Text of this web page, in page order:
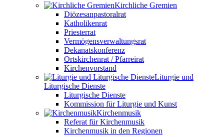
Kirchliche Gremien
Diözesanpastoralrat
Katholikenrat
Priesterrat
Vermögensverwaltungsrat
Dekanatskonferenz
Ortskirchenrat / Pfarreirat
Kirchenvorstand
Liturgie und
Liturgische Dienste
Liturgische Dienste
Kommission für Liturgie und Kunst
Kirchenmusik
Referat für Kirchenmusik
Kirchenmusik in den Regionen